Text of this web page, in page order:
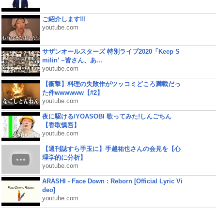
ご紹介します!!!
youtube.com
サザンオールスターズ 特別ライブ2020「Keep S
milin’ ~皆さん、あ...
youtube.com
【衝撃】料理の失敗作がツッコミどころ満載だっ
た件wwwwww【#2】
youtube.com
夜に駆ける/YOASOBI 歌ってみた!しんごちん
【香取慎吾】
youtube.com
【週刊誌すら手玉に】手越祐也さんの会見を【心
理学的に分析】
youtube.com
ARASHI - Face Down : Reborn [Official Lyric Vi
deo]
youtube.com